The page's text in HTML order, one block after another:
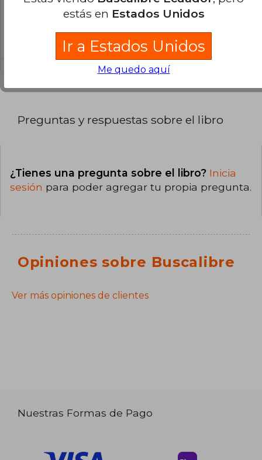
¿Cuál es la encuadernación de este libro?
Preguntas y respuestas sobre el libro
¿Tienes una pregunta sobre el libro? Inicia
sesión para poder agregar tu propia pregunta.
Opiniones sobre Buscalibre
Ver más opiniones de clientes
Nuestras Formas de Pago
estás en Estados Unidos
Ir a Estados Unidos
Me quedo aquí